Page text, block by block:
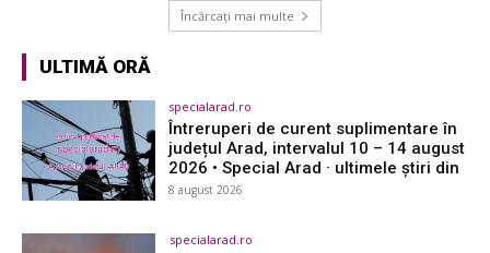
Încărcați mai multe
ULTIMĂ ORĂ
specialarad.ro
Întreruperi de curent suplimentare în
județul Arad, intervalul 10 – 14 august
2026 • Special Arad · ultimele știri din
8 august 2026
specialarad.ro